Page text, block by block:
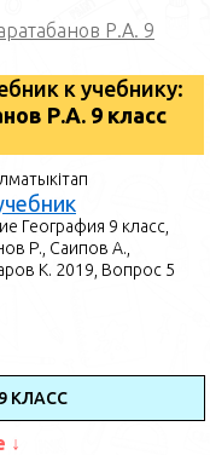
Р.А. 9
к учебнику:
Р.А. 9 класс
География 9 класс,
Р., Саипов А.,
К. 2019, Вопрос 5
КЛАСС
↓